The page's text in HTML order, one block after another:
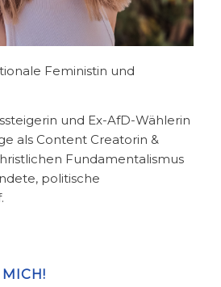
Feministin und
und Ex-AfD-Wählerin
als Content Creatorin &
Fundamentalismus
politische